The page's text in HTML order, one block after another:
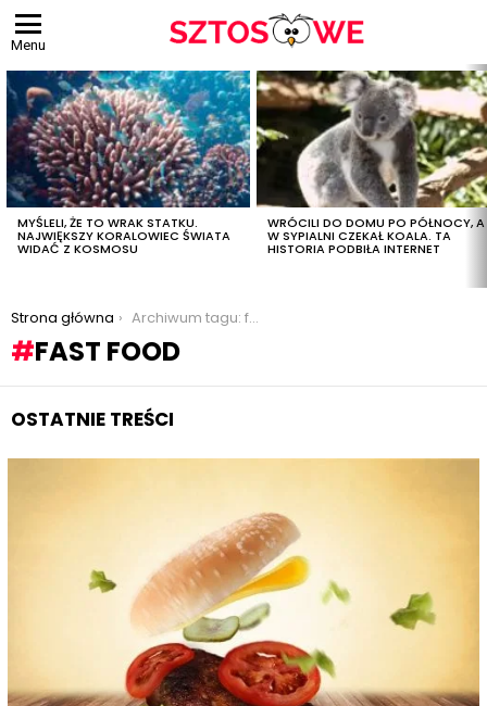
Menu
OSTATNIE
TREŚCI
MYŚLELI, ŻE TO WRAK STATKU.
NAJWIĘKSZY KORALOWIEC ŚWIATA
WIDAĆ Z KOSMOSU
WRÓCILI DO DOMU PO PÓŁNOCY, A
W SYPIALNI CZEKAŁ KOALA. TA
HISTORIA PODBIŁA INTERNET
Jesteś tutaj:
Strona główna Archiwum tagu: fast food
FAST FOOD
OSTATNIE TREŚCI